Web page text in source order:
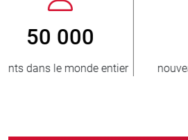
800
nouveaux clients/an